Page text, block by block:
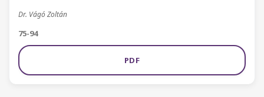
Dr. Vágó Zoltán
75-94
PDF